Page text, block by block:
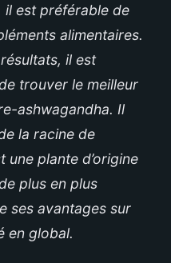
il est préférable de
alimentaires.
il est
trouver le meilleur
ashwagandha. Il
la racine de
une plante d’origine
plus en plus
ses avantages sur
en global.